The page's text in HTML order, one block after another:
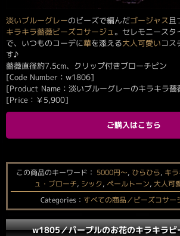
淡いブルーグレーのビーズで編んだゴージャス 且
キラキラ薔薇ビーズコサージュ 。セレモニースタ
で、いつものコーデに華を添える大人可愛いコス
す♪
薔薇直径約7.5cm、クリップ付きブローチピン
[Code Number：w1806]
[Product Name：淡いブルーグレーのキラキラ
[Price： ￥5,900]
ご購入はこちら
この商品のキーワード： 5000円〜, ひらひら, キ
ュ・ブローチ, シック, ペールトーン, 大人可
Categories： すべての商品／ビーズコサー
w1805／パープルのお花のキラキラビ